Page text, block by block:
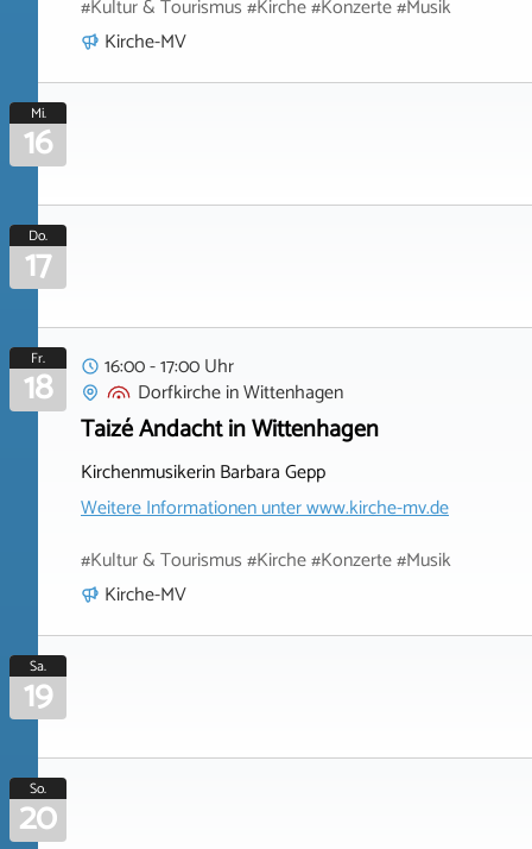
#Kultur & Tourismus #Kirche #Konzerte #Musik
Kirche-MV
Mi.
16
Do.
17
Fr.
18
16:00 - 17:00 Uhr
DorfkircheinWittenhagen
Taizé Andacht in Wittenhagen
Kirchenmusikerin Barbara Gepp
Weitere Informationen unterwww.kirche-mv.de
#Kultur & Tourismus #Kirche #Konzerte #Musik
Kirche-MV
Sa.
19
So.
20